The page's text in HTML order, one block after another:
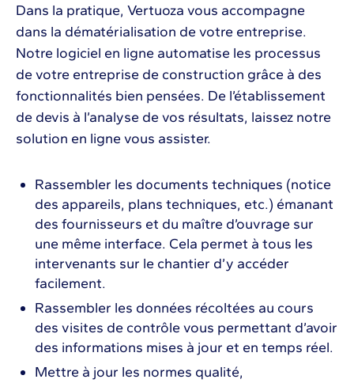
Dans la pratique, Vertuoza vous accompagne
dans la dématérialisation de votre entreprise.
Notre logiciel en ligne automatise les processus
de votre entreprise de construction grâce à des
fonctionnalités bien pensées. De l’établissement
de devis à l’analyse de vos résultats, laissez notre
solution en ligne vous assister.
Rassembler les documents techniques (notice
des appareils, plans techniques, etc.) émanant
des fournisseurs et du maître d’ouvrage sur
une même interface. Cela permet à tous les
intervenants sur le chantier d’y accéder
facilement.
Rassembler les données récoltées au cours
des visites de contrôle vous permettant d’avoir
des informations mises à jour et en temps réel.
Mettre à jour les normes qualité,